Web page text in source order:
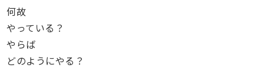
何故
やっている？
やらば
どのようにやる？